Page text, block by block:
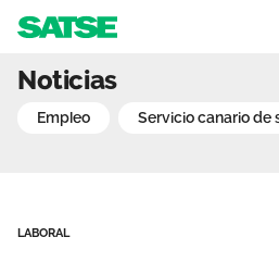
Delegados Sindicales
Canarias
Mesa
Noticias
empleo servicio canario de
LABORAL